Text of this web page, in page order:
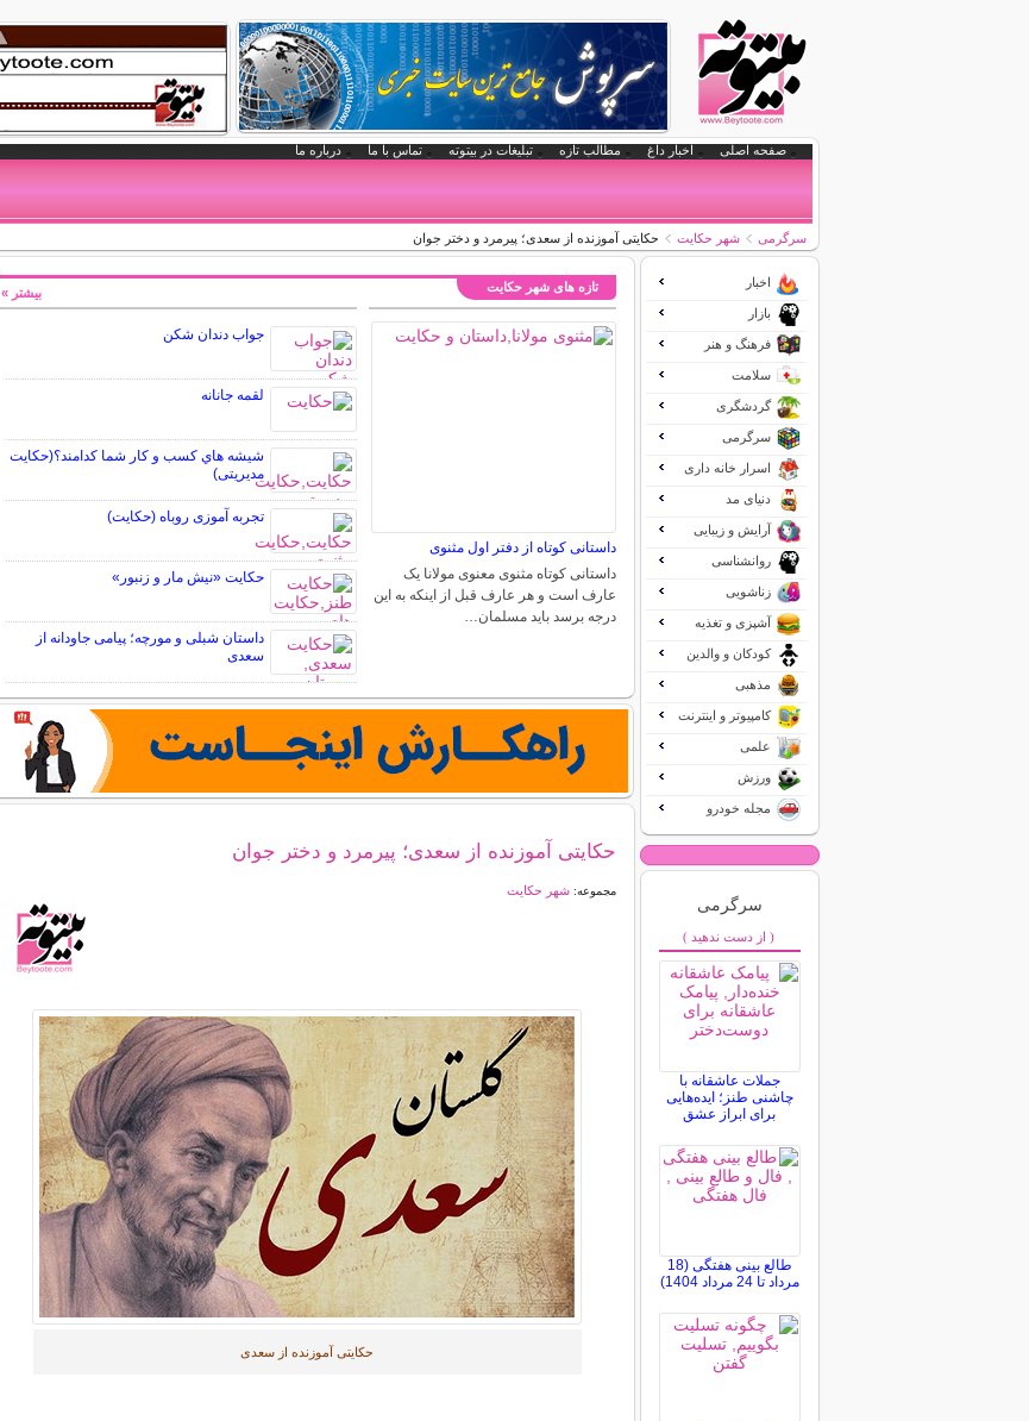
صفحه اصلی اخبار داغ مطالب تازه تبلیغات در بیتوته تماس با ما درباره ما
سرگرمی شهر حکایت حکایتی آموزنده از سعدی؛ پیرمرد و دختر جوان
تازه های شهر حکایت
داستانی کوتاه از دفتر اول مثنوی
داستانی کوتاه مثنوی معنوی مولانا یک
عارف است و هر عارف قبل از اینکه به این
درجه برسد باید مسلمان…
جواب دندان شکن
لقمه جانانه
شيشه هاي كسب و كار شما كدامند؟(حکایت
مدیریتی)
تجربه آموزی روباه (حکایت)
حکایت «نیش مار و زنبور»
داستان شبلی و مورچه؛ پیامی جاودانه از
سعدی
بیشتر »
حکایتی آموزنده از سعدی؛ پیرمرد و دختر جوان
مجموعه:شهر حکایت
حکایتی آموزنده از سعدی
اخبار
بازار
فرهنگ و هنر
سلامت
گردشگری
سرگرمی
اسرار خانه داری
دنیای مد
آرایش و زیبایی
روانشناسی
زناشویی
آشپزی و تغذیه
کودکان و والدین
مذهبی
کامپیوتر و اینترنت
علمی
ورزش
مجله خودرو
سرگرمی
( از دست ندهید )
جملات عاشقانه با
چاشنی طنز؛ ایده‌هایی
برای ابراز عشق
طالع بینی هفتگی (18
مرداد تا 24 مرداد 1404)